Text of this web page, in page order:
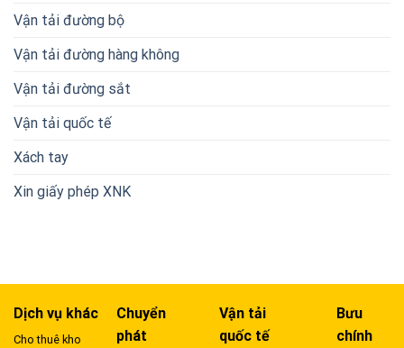
Vận tải đường bộ
Vận tải đường hàng không
Vận tải đường sắt
Vận tải quốc tế
Xách tay
Xin giấy phép XNK
Dịch vụ khác
Cho thuê kho
Chuyển
phát
Vận tải
quốc tế
Bưu
chính